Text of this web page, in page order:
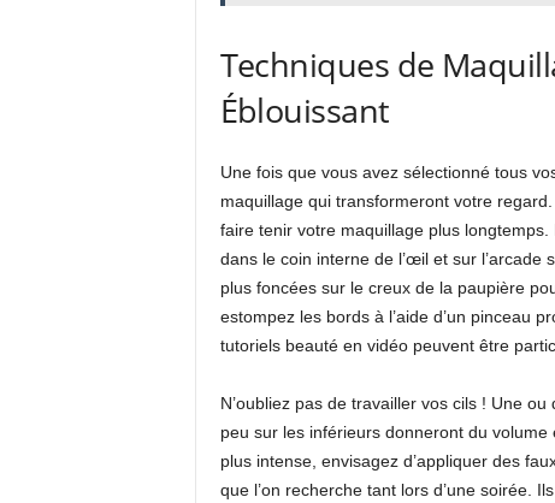
Techniques de
Éblouissant
Une fois que vous avez sélectionné tous
maquillage qui transformeront votre
faire tenir votre maquillage plus
dans le coin interne de l’œil et sur
plus foncées sur le creux de la paupière
estompez les bords à l’aide d’un pinceau
tutoriels beauté en vidéo peuvent être
N’oubliez pas de travailler vos cils ! Une
peu sur les inférieurs donneront du
plus intense, envisagez d’appliquer des
que l’on recherche tant lors d’une soirée.